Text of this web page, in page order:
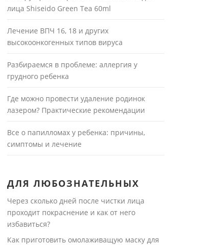
лица Shiseido Green Tea 60ml
Лечение ВПЧ 16, 18 и других
высокоонкогенных типов вируса
Разбираемся в проблеме: аллергия у
грудного ребенка
Где можно провести удаление родинок
лазером? Практические рекомендации
Все о папилломах у ребенка: причины,
симптомы и лечение
ДЛЯ ЛЮБОЗНАТЕЛЬНЫХ
Через сколько дней после чистки лица
проходит покраснение и как от него
избавиться?
Как приготовить омолаживащую маску для